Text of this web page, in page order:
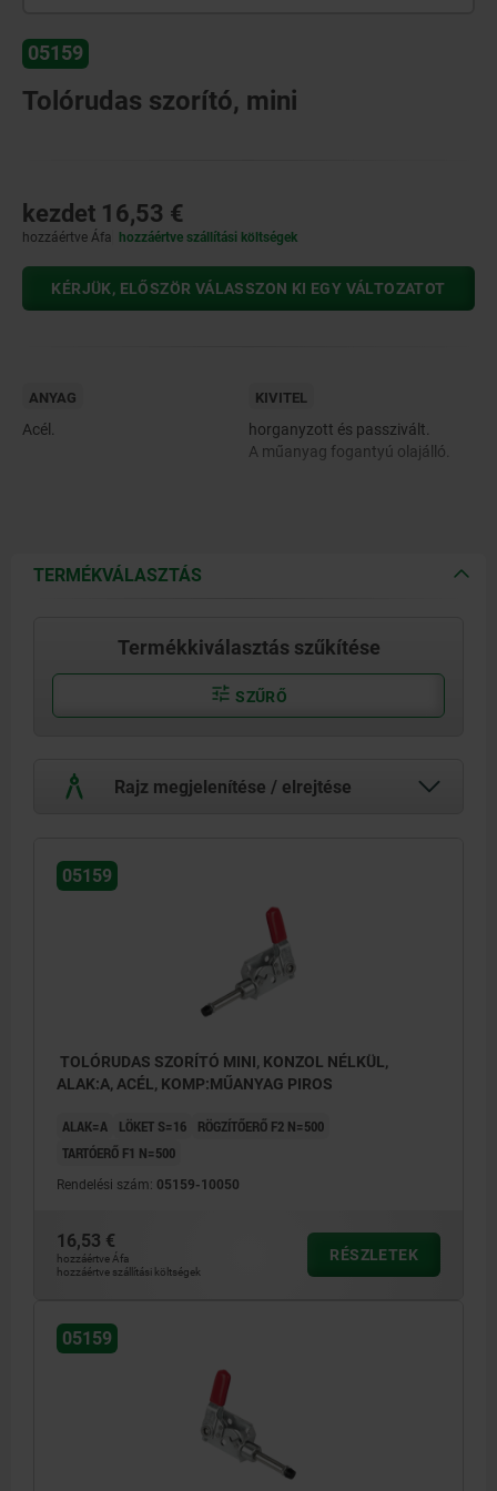
05159
Tolórudas szorító, mini
kezdet 16,53 €
hozzáértve Áfa hozzáértve szállítási költségek
KÉRJÜK, ELŐSZÖR VÁLASSZON KI EGY VÁLTOZATOT
ANYAG
Acél.
KIVITEL
horganyzott és passzivált.
A műanyag fogantyú olajálló.
TERMÉKVÁLASZTÁS
Termékkiválasztás szűkítése
SZŰRŐ
Rajz megjelenítése / elrejtése
A alak: nyomószorítással az óramutató
járásával szemben elforgatva
B alak: nyomószorítással az óramutató
05159
TOLÓRUDAS SZORÍTÓ MINI, KONZOL NÉLKÜL,
ALAK:A, ACÉL, KOMP:MŰANYAG PIROS
ALAK=A LÖKET S=16
RÖGZÍTŐERŐ F2 N=500
TARTÓERŐ F1 N=500
Rendelési szám: 05159-10050
16,53 €
hozzáértve Áfa
hozzáértve szállítási költségek
RÉSZLETEK
05159